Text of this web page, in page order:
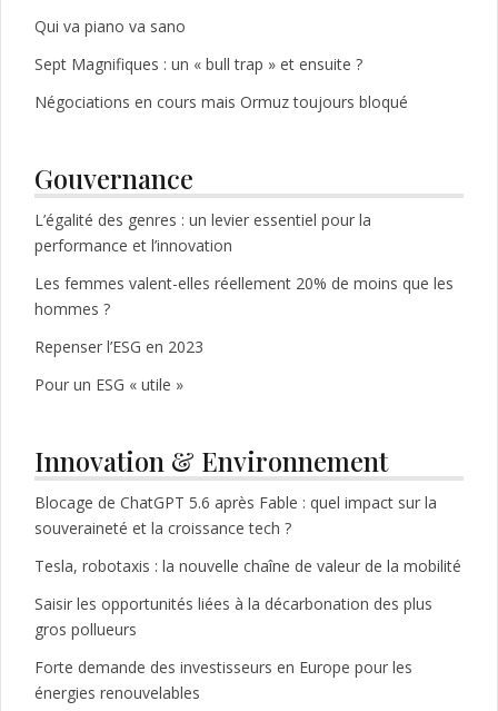
Qui va piano va sano
Sept Magnifiques : un « bull trap » et ensuite ?
Négociations en cours mais Ormuz toujours bloqué
Gouvernance
L’égalité des genres : un levier essentiel pour la
performance et l’innovation
Les femmes valent-elles réellement 20% de moins que les
hommes ?
Repenser l’ESG en 2023
Pour un ESG « utile »
Innovation & Environnement
Blocage de ChatGPT 5.6 après Fable : quel impact sur la
souveraineté et la croissance tech ?
Tesla, robotaxis : la nouvelle chaîne de valeur de la mobilité
Saisir les opportunités liées à la décarbonation des plus
gros pollueurs
Forte demande des investisseurs en Europe pour les
énergies renouvelables